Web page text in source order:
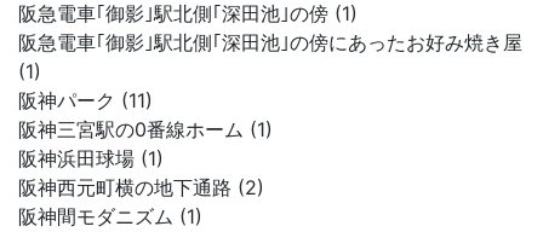
阪急電車｢御影｣駅北側｢深田池｣の傍 (1)
阪急電車｢御影｣駅北側｢深田池｣の傍にあったお好み焼き屋
(1)
阪神パーク (11)
阪神三宮駅の0番線ホーム (1)
阪神浜田球場 (1)
阪神西元町横の地下通路 (2)
阪神間モダニズム (1)